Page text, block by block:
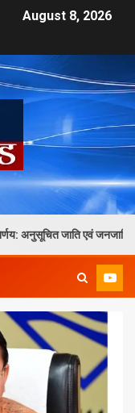
August 8, 2026
जनजाति छात्रावासों के लिए